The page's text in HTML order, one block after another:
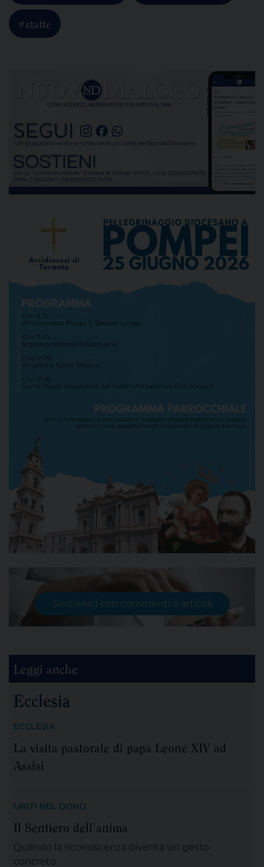
#statte
Sostienici con commenti o articoli
Leggi anche
Ecclesia
ECCLESIA
La visita pastorale di papa Leone XIV ad
Assisi
UNITI NEL DONO
Il Sentiero dell'anima
Quando la riconoscenza diventa un gesto
concreto